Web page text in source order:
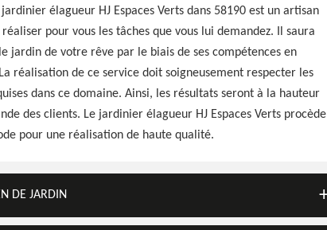
jardinier élagueur HJ Espaces Verts dans 58190 est un artisan
pour vous les tâches que vous lui demandez. Il saura
jardin de votre rêve par le biais de ses compétences en
réalisation de ce service doit soigneusement respecter les
dans ce domaine. Ainsi, les résultats seront à la hauteur
des clients. Le jardinier élagueur HJ Espaces Verts procède
pour une réalisation de haute qualité.
DE JARDIN